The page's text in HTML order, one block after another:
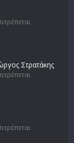
Στρατάκης